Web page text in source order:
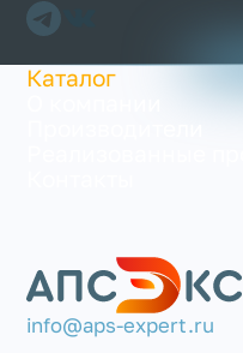
Каталог
info@aps-expert.ru